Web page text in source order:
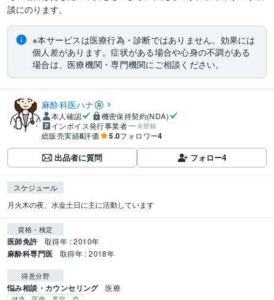
談にのります。
※本サービスは医療行為・診断ではありません。効果には
個人差があります。症状がある場合や心身の不調がある
場合は、医療機関・専門機関にご相談ください。
麻酔科医ハナ
本人確認
機密保持契約(NDA)
インボイス発行事業者
未登録
総販売実績8評価 5.0フォロワー4
出品者に質問 フォロー4
スケジュール
月火木の夜、水金土日に主に活動しています
資格・検定
医師免許 取得年 : 2010年
麻酔科専門医 取得年 : 2018年
得意分野
悩み相談・カウンセリング 医療